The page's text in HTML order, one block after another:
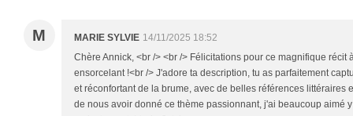
M MARIE SYLVIE 14/11/2025 18:52
Chère Annick, <br /> <br /> Félicitations pour ce magnifique récit
ensorcelant !<br /> J'adore ta description, tu as parfaitement
et réconfortant de la brume, avec de belles références littéraires
de nous avoir donné ce thème passionnant, j'ai beaucoup aimé